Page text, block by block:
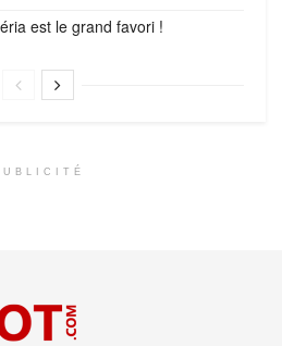
est le grand favori !